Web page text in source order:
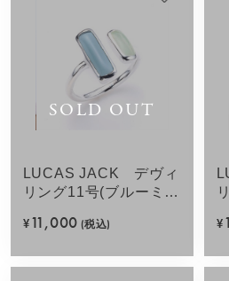
SOLD OUT
LUCAS JACK デヴィ
リング11号(ブルーミッ
¥ 11,000 (税込) ¥